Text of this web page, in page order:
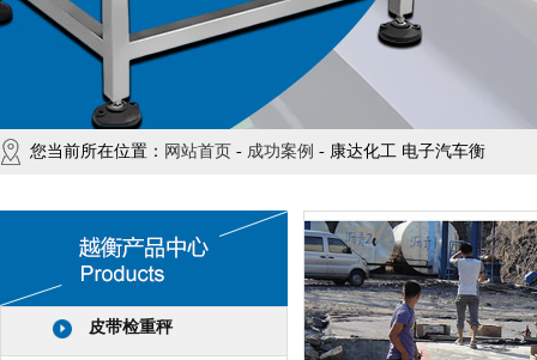
您当前所在位置： 网站首页 - 成功案例 - 康达化工 电子汽车衡
皮带检重秤